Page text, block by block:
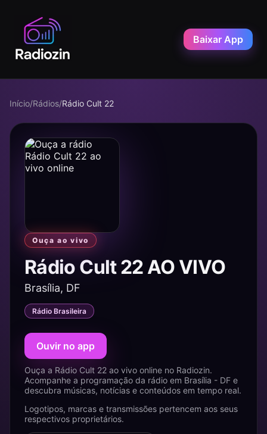
Baixar App
Início/Rádios/Rádio Cult 22
Ouça ao vivo
Rádio Cult 22 AO VIVO
Brasília, DF
Rádio Brasileira
Ouvir no app
Ouça a Rádio Cult 22 ao vivo online no Radiozin.
Acompanhe a programação da rádio em Brasília - DF e
descubra músicas, notícias e conteúdos em tempo real.
Logotipos, marcas e transmissões pertencem aos seus
respectivos proprietários.